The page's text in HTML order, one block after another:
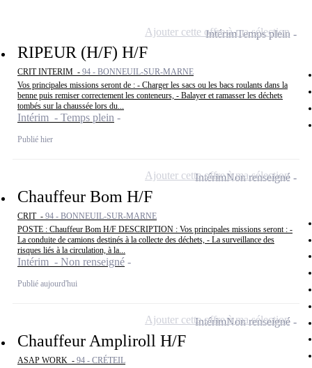
RIPEUR (H/F) H/F
CRIT INTERIM - 94 - BONNEUIL-SUR-MARNE
Vos principales missions seront de : - Charger les sacs ou les bacs roulants dans la
benne puis remiser correctement les conteneurs, - Balayer et ramasser les déchets
tombés sur la chaussée lors du...
Intérim - Temps plein
Publié hier
IntérimTemps plein
Ajouter cette offre à ma sélection
Chauffeur Bom H/F
CRIT - 94 - BONNEUIL-SUR-MARNE
POSTE : Chauffeur Bom H/F DESCRIPTION : Vos principales missions seront : -
La conduite de camions destinés à la collecte des déchets, - La surveillance des
risques liés à la circulation, à la...
Intérim - Non renseigné
Publié aujourd'hui
IntérimNon renseigné
Ajouter cette offre à ma sélection
Chauffeur Ampliroll H/F
ASAP WORK - 94 - CRÉTEIL
IntérimNon renseigné
Ajouter cette offre à ma sélection